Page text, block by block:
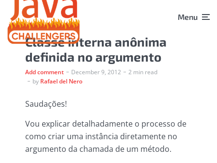
Menu
Classe interna anônima
definida no argumento
Add comment December 9, 2012
2 min read
by Rafael del Nero
Saudações!
Vou explicar detalhadamente o processo de
como criar uma instância diretamente no
argumento da chamada de um método.